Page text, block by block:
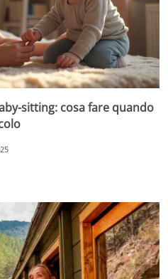
sitting: cosa fare quando